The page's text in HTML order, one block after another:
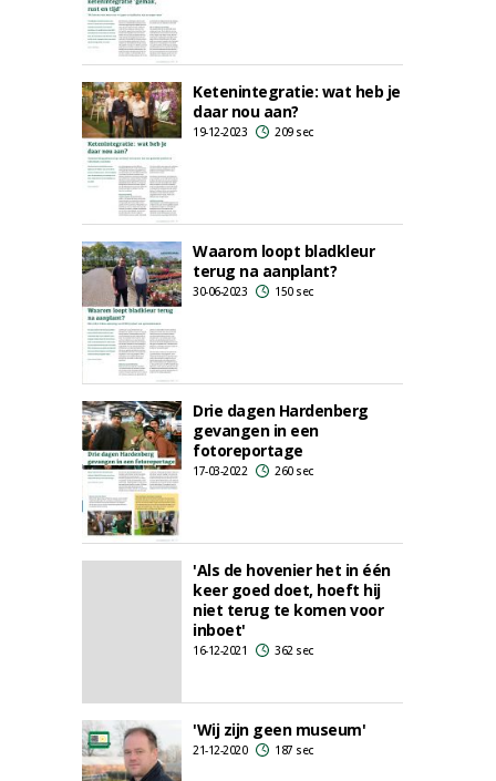
Ketenintegratie: wat heb je
daar nou aan?
19-12-2023 209 sec
Waarom loopt bladkleur
terug na aanplant?
30-06-2023 150 sec
Drie dagen Hardenberg
gevangen in een
fotoreportage
17-03-2022 260 sec
'Als de hovenier het in één
keer goed doet, hoeft hij
niet terug te komen voor
inboet'
16-12-2021 362 sec
'Wij zijn geen museum'
21-12-2020 187 sec